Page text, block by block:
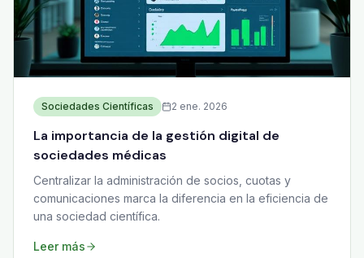
Sociedades Científicas 2 ene. 2026
La importancia de la gestión digital de
sociedades médicas
Centralizar la administración de socios, cuotas y
comunicaciones marca la diferencia en la eficiencia de
una sociedad científica.
Leer más